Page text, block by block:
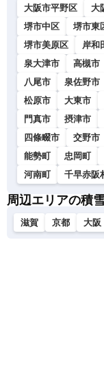
大阪市平野区
大
堺市中区
堺市東
堺市美原区
岸和
泉大津市
高槻市
八尾市
泉佐野市
松原市
大東市
門真市
摂津市
四條畷市
交野市
能勢町
忠岡町
河南町
千早赤阪
周辺エリアの積
滋賀 京都 大阪